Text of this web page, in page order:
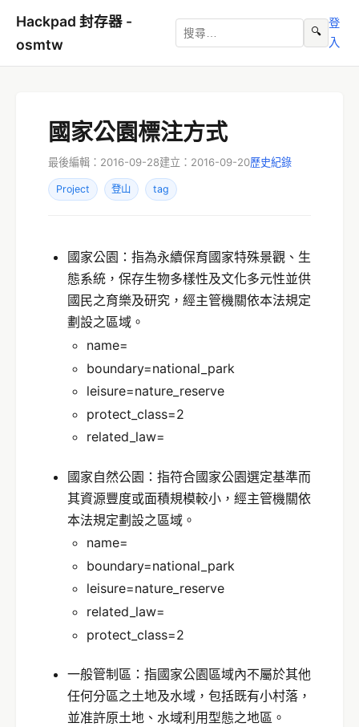
Hackpad 封存器 -
osmtw
🔍
登
入
國家公園標注方式
最後編輯：2016-09-28建立：2016-09-20歷史紀錄
Project 登山 tag
國家公園：指為永續保育國家特殊景觀、生
態系統，保存生物多樣性及文化多元性並供
國民之育樂及研究，經主管機關依本法規定
劃設之區域。
name=
boundary=national_park
leisure=nature_reserve
protect_class=2
related_law=
國家自然公園：指符合國家公園選定基準而
其資源豐度或面積規模較小，經主管機關依
本法規定劃設之區域。
name=
boundary=national_park
leisure=nature_reserve
related_law=
protect_class=2
一般管制區：指國家公園區域內不屬於其他
任何分區之土地及水域，包括既有小村落，
並准許原土地、水域利用型態之地區。